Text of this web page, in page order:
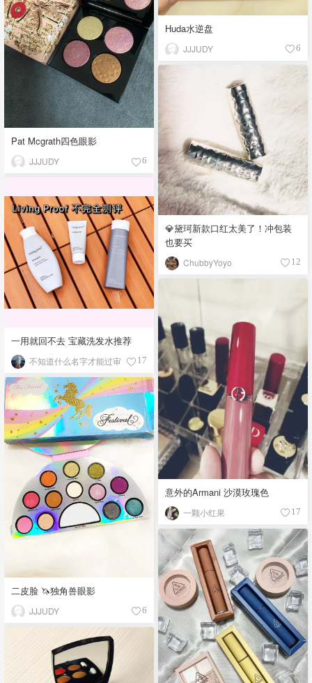
Huda水逆盘
JJJUDY 6
Pat Mcgrath四色眼影
JJJUDY 6
💎黛珂新款口红太美了！冲包装
也要买
ChubbyYoyo 12
一用就回不去 宝藏洗发水推荐
不知道什么名字才能过审 17
意外的Armani 沙漠玫瑰色
一颗小红果 17
二皮脸 🦄️独角兽眼影
JJJUDY 6